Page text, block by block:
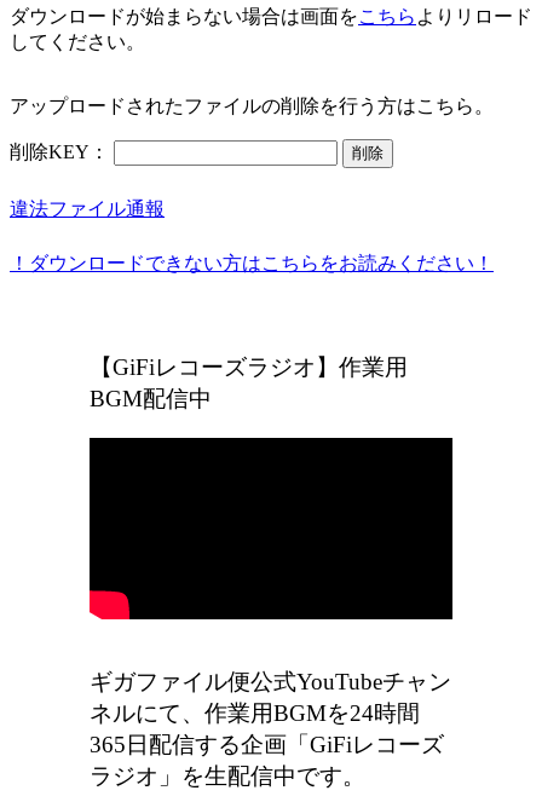
ダウンロードが始まらない場合は画面をこちら よりリロード
してください。
アップロードされたファイルの削除を行う方はこちら。
削除KEY： 削除
違法ファイル通報
！ダウンロードできない方はこちらをお読みください！
【GiFiレコーズラジオ】作業用
BGM配信中
ギガファイル便公式YouTubeチャン
ネルにて、作業用BGMを24時間
365日配信する企画「GiFiレコーズ
ラジオ」を生配信中です。